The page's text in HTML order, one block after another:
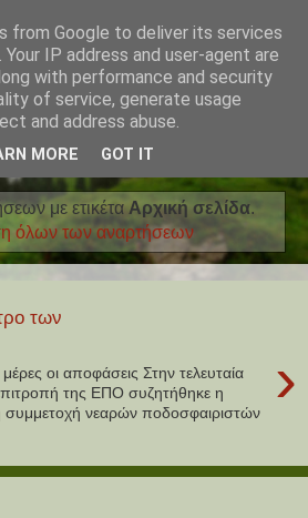
με ετικέταΑρχική σελίδα.
όλων των αναρτήσεων
των
›
οι αποφάσεις Στην τελευταία
της ΕΠΟ συζητήθηκε η
συμμετοχή νεαρών ποδοσφαιριστών
from Google to deliver its services
IP address and user-agent are
with performance and security
of service, generate usage
and address abuse.
MORE GOT IT